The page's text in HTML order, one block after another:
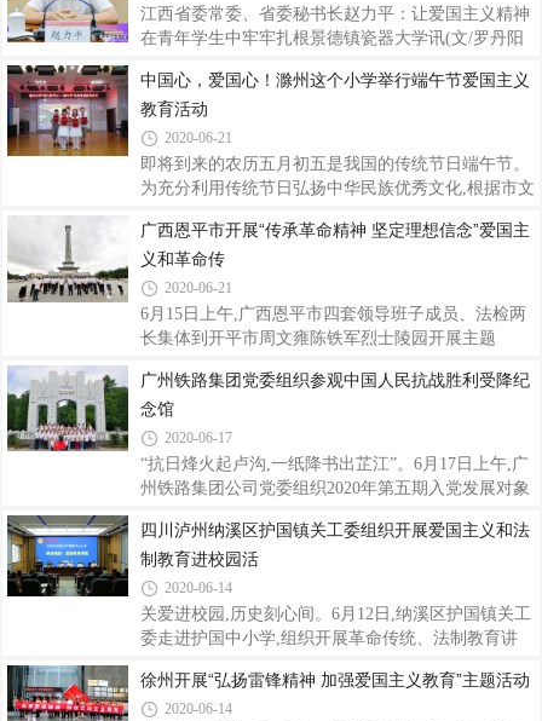
人生的第一粒扣子。专家的精彩宣讲,孩子们的动的情
诗朗诵和台上台下的画龙角、吟古诗、包粽子特色实
参与。“端午节”是中国四大传统节日之一,具有深厚的
文化内涵,在全世界范围内都产生了深远的影响。作为
炎黄子孙的我们,不仅要了解端午节吃
江西省委常委、省委秘书长赵力平：让爱国主义精神
在青年学生中牢牢扎根景德镇瓷器大学讯(文/罗丹阳
委、省委秘书长赵力平来校作形势报告。报告会由校
党委书记梅仕灿主持。报告会现场报告会上,赵力平对
全国两会召开的重要意义作了深入阐释。他首先指出,
这次全国两会,是在全国疫情防控阻击战取得重大战略
成果、统筹推进疫情防控和经济社会发展取得积极成
心、共克时艰的强大力量,提振了危机中育新机、于变
局中开新局的必胜信心,彰显了我国国家治
中国心，爱国心！滁州这个小学举行端午节爱国主义
教育活动
2020-06-21
即将到来的农历五月初五是我国的传统节日端午节。
为充分利用传统节日弘扬中华民族优秀文化,根据市文
城北小学在端午节到来之际开展了“我们的节日——
端午节”主题活动。为了更好的完成活动任务,收到良
好的活动效果,学校高度重视,精心策划,开展了“端午
节、离骚颂、爱国心、民族情”中华经典诵读活动。
上午在政教处王敏主任组织下,一到六年级每班推荐1
诵读活动。活动中同学们懂得了屈原面对着国家、民
族的灾难,而起身抗争,始终保持一种民
广西恩平市开展“传承革命精神 坚定理想信念”爱国主
义和革命传
2020-06-21
6月15日上午,广西恩平市四套领导班子成员、法检两
长集体到开平市周文雍陈铁军烈士陵园开展主题
传统教育活动。活动现场活动中,市委副书记、市长刘
兵,市人大常委会主任李健忠,市政协主席禤缵灵,市委
副书记、政法委书记何焕仍等市四套领导班子成员首
先瞻仰周文雍陈铁军烈士纪念碑,缅怀他们为革命不怕
牺牲的英勇无畏精神。刘兵代表参加活动的全体人员
仰之情。随后,全体人员观看了记录周文雍陈铁军烈士
在刑场就义时的故事片——《刑场上的婚礼
广州铁路集团党委组织参观中国人民抗战胜利受降纪
念馆
2020-06-17
“抗日烽火起卢沟,一纸降书出芷江”。6月17日上午,广
州铁路集团公司党委组织2020年第五期入党发展对象
前行”为主题的参观活动,芷江一行让大家深切感受到
了和平来之不易,接受了一次生动的爱国主义教育和革
命传统教育。据了解,芷江受降纪念馆,是中国人民接
受侵华日军投降旧址,位于芷江县城3.5公里的七里桥
村,1945年8月21至23日,侵华日军副总参谋长今井武夫
世界反法西斯阵营的伟大胜利,宣告了第二次世界大战
的结束。活动中,大家在讲解员的带
四川泸州纳溪区护国镇关工委组织开展爱国主义和法
制教育进校园活
2020-06-14
关爱进校园,历史刻心间。6月12日,纳溪区护国镇关工
委走进护国中小学,组织开展革命传统、法制教育讲
同志向参加讲座的中小学生讲述了护国战争的革命历
史文化以及护国岩题刻的由来,关工委执行主任黄炳寅
徐州开展“弘扬雷锋精神 加强爱国主义教育”主题活动
2020-06-14